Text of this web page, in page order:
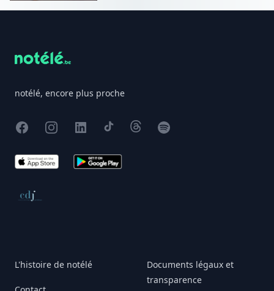
notélé, encore plus proche
FacebookInstagram
X TikTokThreadsSpotify
App Store Google Play
Conseil de déontologie journalistique
L'histoire de notélé
Documents légaux et
transparence